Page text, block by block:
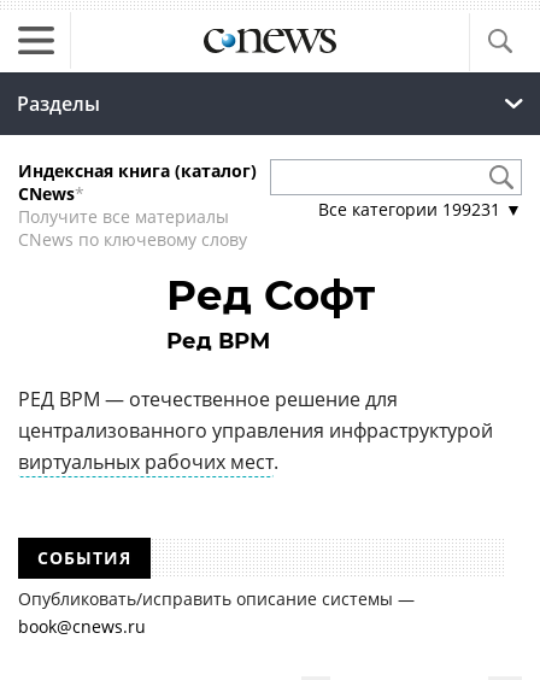
Разделы
Индексная книга (каталог)
CNews*
Получите все материалы
CNews по ключевому слову
Все категории 199231 ▼
Ред Софт
Ред ВРМ
РЕД ВРМ — отечественное решение для
централизованного управления инфраструктурой
виртуальных рабочих мест.
СОБЫТИЯ
Опубликовать/исправить описание системы —
book@cnews.ru